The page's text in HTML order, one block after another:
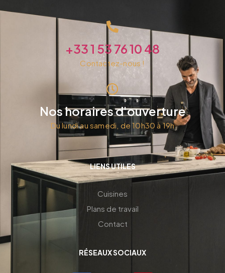
+33 1 53 76 10 48
Contactez-nous !
Nos horaires d'ouverture
Du lundi au samedi, de 10h30 à 19h
LIENS UTILES
Cuisines
Plans de travail
Contact
RÉSEAUX SOCIAUX